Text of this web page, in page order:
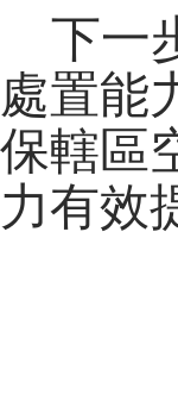
下一
處置能
保轄區
力有效